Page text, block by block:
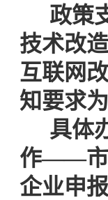
政策
技术改
互联网
知要求
具体
作——
企业申报